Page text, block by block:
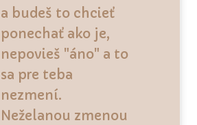
a budeš to chcieť
ponechať ako je,
nepovieš "áno" a to
sa pre teba
nezmení.
Neželanou zmenou